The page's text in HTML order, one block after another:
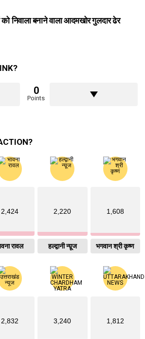
को निवाला बनाने वाला आदमखोर गुलदार ढेर
0
Points
2,424
रावल
2,220
हल्द्वानी न्य़ूज
1,608
भगवान श्री कृष्ण
2,832 3,240 1,812